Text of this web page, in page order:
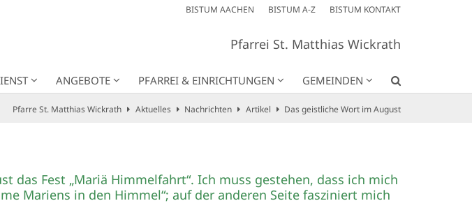
BISTUM AACHEN BISTUM A-Z BISTUM KONTAKT
Pfarrei St. Matthias Wickrath
ANGEBOTE PFARREI & EINRICHTUNGEN GEMEINDEN
Pfarre St. Matthias Wickrath Aktuelles Nachrichten Artikel Das geistliche Wort im August
das Fest „Mariä Himmelfahrt“. Ich muss gestehen, dass ich mich
Mariens in den Himmel“; auf der anderen Seite fasziniert mich